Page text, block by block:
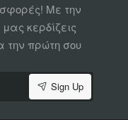
Με την
κερδίζεις
την πρώτη σου
Sign Up